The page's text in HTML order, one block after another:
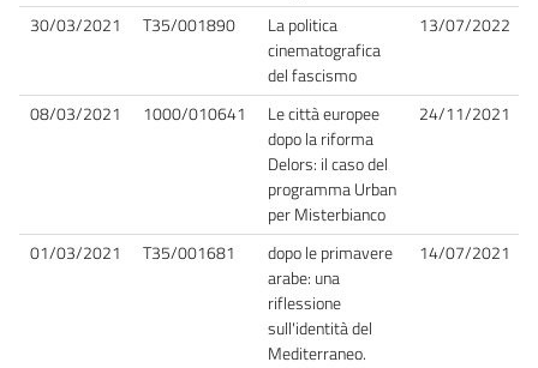
30/03/2021
T35/001890
La politica
cinematografica
del fascismo
13/07/2022
08/03/2021 1000/010641
Le città europee
dopo la riforma
Delors: il caso del
programma Urban
per Misterbianco
24/11/2021
01/03/2021 T35/001681
dopo le primavere
arabe: una
riflessione
sull'identità del
Mediterraneo.
14/07/2021